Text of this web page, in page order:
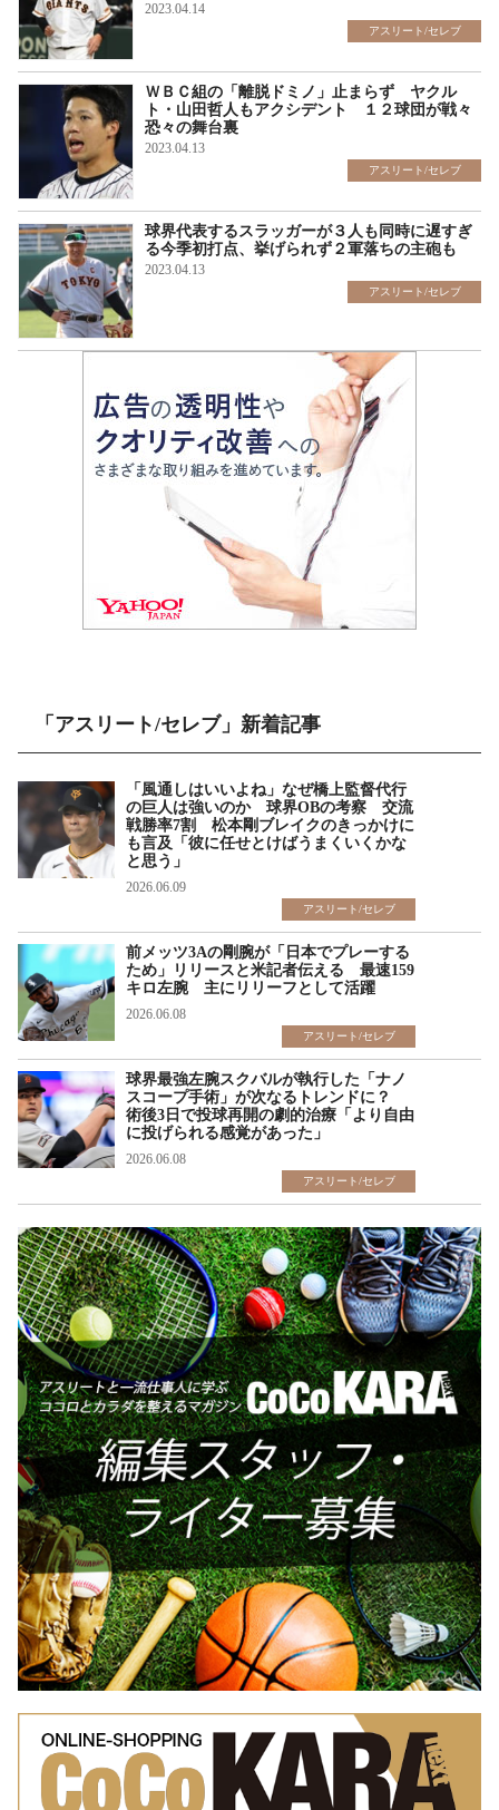
2023.04.14
アスリート/セレブ
ＷＢＣ組の「離脱ドミノ」止まらず ヤクル
ト・山田哲人もアクシデント １２球団が戦々
恐々の舞台裏
2023.04.13
アスリート/セレブ
球界代表するスラッガーが３人も同時に遅すぎ
る今季初打点、挙げられず２軍落ちの主砲も
2023.04.13
アスリート/セレブ
「アスリート/セレブ」新着記事
「風通しはいいよね」なぜ橋上監督代行
の巨人は強いのか 球界OBの考察 交流
戦勝率7割 松本剛ブレイクのきっかけに
も言及「彼に任せとけばうまくいくかな
と思う」
2026.06.09
アスリート/セレブ
前メッツ3Aの剛腕が「日本でプレーする
ため」リリースと米記者伝える 最速159
キロ左腕 主にリリーフとして活躍
2026.06.08
アスリート/セレブ
球界最強左腕スクバルが執行した「ナノ
スコープ手術」が次なるトレンドに？
術後3日で投球再開の劇的治療「より自由
に投げられる感覚があった」
2026.06.08
アスリート/セレブ